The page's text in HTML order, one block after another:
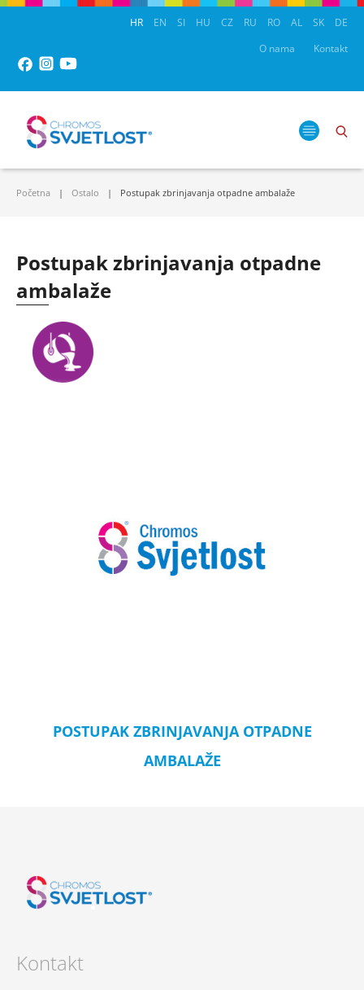
HR EN SI HU CZ RU RO AL SK
DE
O nama
Kontakt
Početna Ostalo Postupak zbrinjavanja otpadne ambalaže
Postupak zbrinjavanja otpadne
ambalaže
POSTUPAK ZBRINJAVANJA OTPADNE
AMBALAŽE
Kontakt